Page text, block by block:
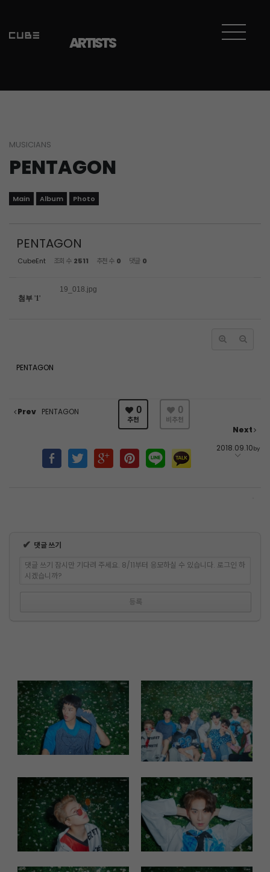
ARTISTS
MUSICIANS
PENTAGON
Main Album Photo
PENTAGON
CubeEnt 조회 수 2511 추천 수 0 댓글 0
첨부 '1'
19_018.jpg
PENTAGON
Prev PENTAGON
Next
2018.09.10by
0
추천
0
비추천
✔ 댓글 쓰기
댓글 쓰기 잠시만 기다려 주세요. 8/11부터 응모하실 수 있습니다. 로그인 하
시겠습니까?